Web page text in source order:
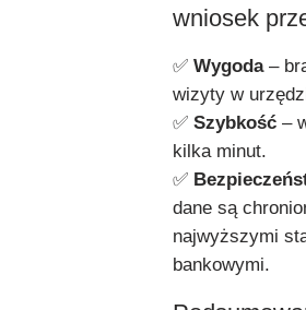
wniosek
✅ Wygoda–
wizyty w
✅ Szybkość –
kilka minut.
✅
dane są
najwyższymi
bankowymi.